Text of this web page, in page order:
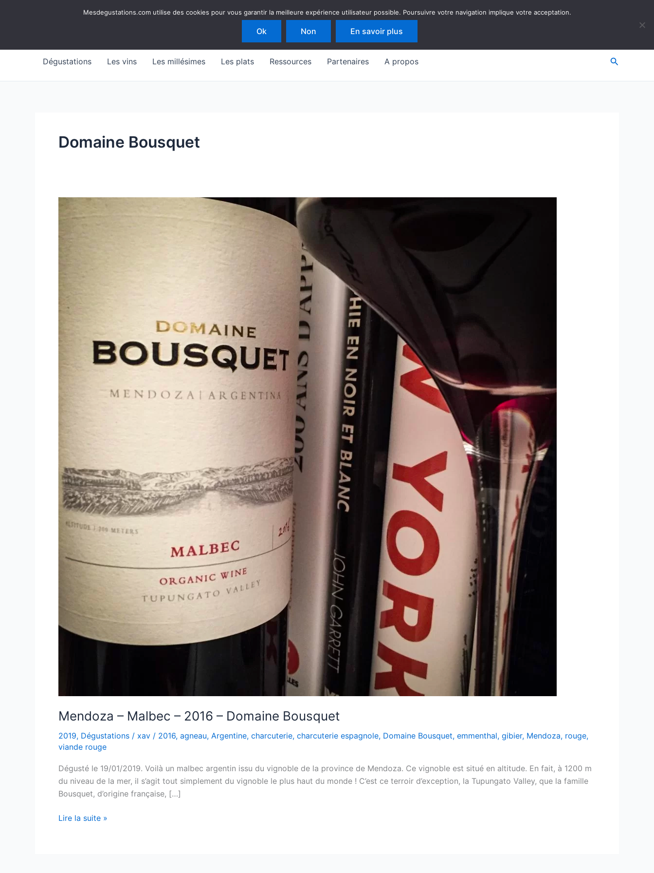
Mesdegustations
Dégustations Les vins Les millésimes Les plats Ressources Partenaires A propos
Domaine Bousquet
Mendoza – Malbec – 2016 – Domaine Bousquet
2019, Dégustations / xav / 2016, agneau, Argentine, charcuterie, charcuterie espagnole, Domaine Bousquet, emmenthal, gibier, Mendoza, rouge,
viande rouge
Dégusté le 19/01/2019. Voilà un malbec argentin issu du vignoble de la province de Mendoza. Ce vignoble est situé en altitude. En fait, à 1200 m
du niveau de la mer, il s’agit tout simplement du vignoble le plus haut du monde ! C’est ce terroir d’exception, la Tupungato Valley, que la famille
Bousquet, d’origine française, […]
Mendoza
Lire la suite »
Mesdegustations.com utilise des cookies pour vous garantir la meilleure expérience utilisateur possible. Poursuivre votre navigation implique votre acceptation.
Ok Non En savoir plus